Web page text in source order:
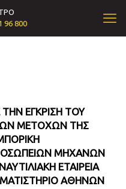
96 800
ΕΓΚΡΙΣΗ ΤΟΥ
ΜΕΤΟΧΩΝ ΤΗΣ
ΜΗΧΑΝΩΝ
ΕΤΑΙΡΕΙΑ
ΑΘΗΝΩΝ